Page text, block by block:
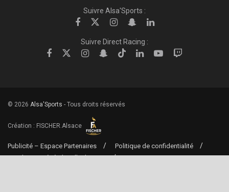
Suivre Alsa'Sports :
Suivre Direct Racing :
© 2026 Alsa'Sports - Tous droits réservés
Création : FISCHER.Alsace
Publicité – Espace Partenaires
Politique de confidentialité
Conditions générales d’utilisation